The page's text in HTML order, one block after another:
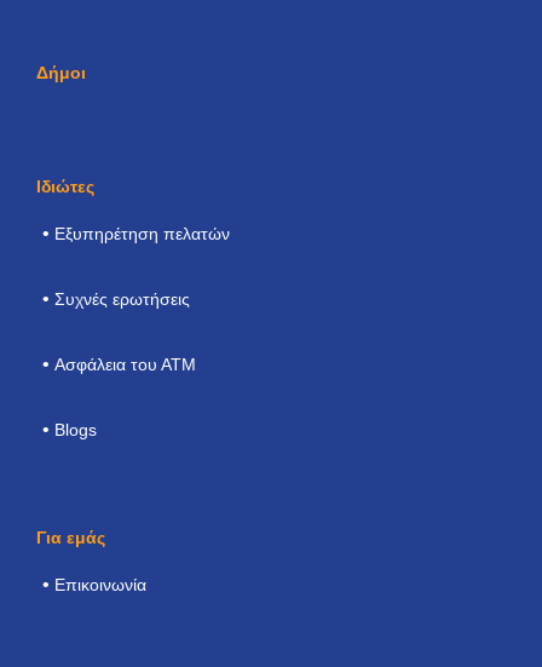
Δήμοι
Ιδιώτες
Εξυπηρέτηση πελατών
Συχνές ερωτήσεις
Ασφάλεια του ΑΤΜ
Blogs
Για εμάς
Επικοινωνία